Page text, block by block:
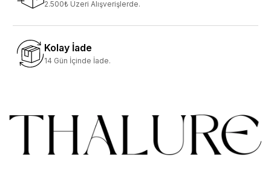
2.500₺ Üzeri Alışverişlerde.
Kolay İade
14 Gün İçinde İade.